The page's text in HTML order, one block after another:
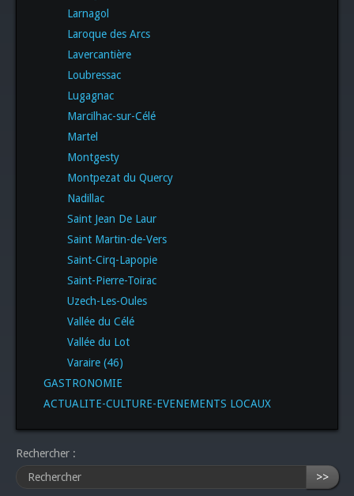
Larnagol
Laroque des Arcs
Lavercantière
Loubressac
Lugagnac
Marcilhac-sur-Célé
Martel
Montgesty
Montpezat du Quercy
Nadillac
Saint Jean De Laur
Saint Martin-de-Vers
Saint-Cirq-Lapopie
Saint-Pierre-Toirac
Uzech-Les-Oules
Vallée du Célé
Vallée du Lot
Varaire (46)
GASTRONOMIE
ACTUALITE-CULTURE-EVENEMENTS LOCAUX
Rechercher :
>>